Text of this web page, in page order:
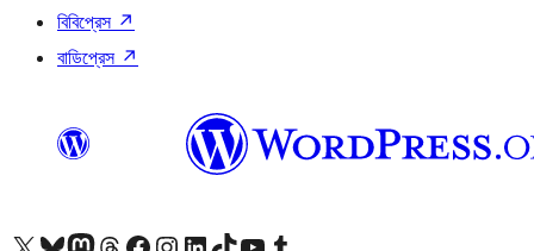
বিবিপ্রেস ↗
বাডিপ্রেস ↗